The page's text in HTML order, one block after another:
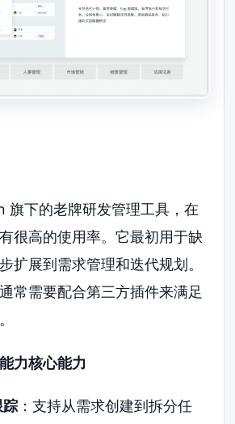
旗下的老牌研发管理工具，在
很高的使用率。它最初用于缺
扩展到需求管理和迭代规划。
常需要配合第三方插件来满足
力核心能力
踪：支持从需求创建到拆分任